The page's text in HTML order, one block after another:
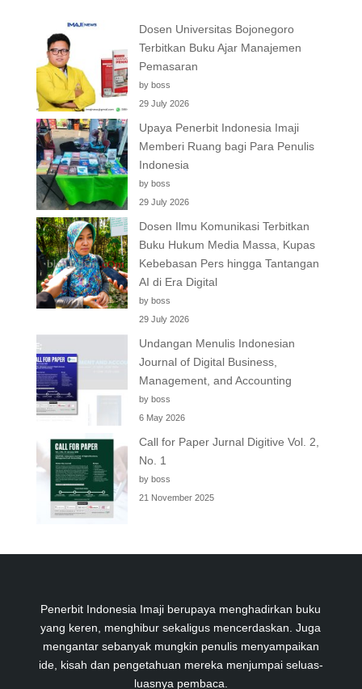
Dosen Universitas Bojonegoro
Terbitkan Buku Ajar Manajemen
Pemasaran
by boss
29 July 2026
Upaya Penerbit Indonesia Imaji
Memberi Ruang bagi Para Penulis
Indonesia
by boss
29 July 2026
Dosen Ilmu Komunikasi Terbitkan
Buku Hukum Media Massa, Kupas
Kebebasan Pers hingga Tantangan
AI di Era Digital
by boss
29 July 2026
Undangan Menulis Indonesian
Journal of Digital Business,
Management, and Accounting
by boss
6 May 2026
Call for Paper Jurnal Digitive Vol. 2,
No. 1
by boss
21 November 2025
Penerbit Indonesia Imaji berupaya menghadirkan buku
yang keren, menghibur sekaligus mencerdaskan. Juga
mengantar sebanyak mungkin penulis menyampaikan
ide, kisah dan pengetahuan mereka menjumpai seluas-
luasnya pembaca.